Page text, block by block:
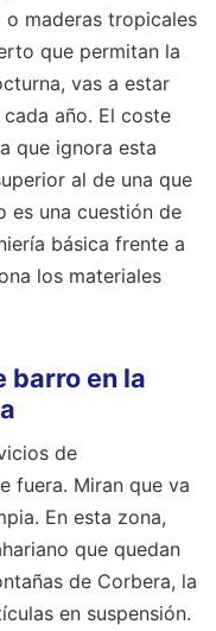
o maderas tropicales
que permitan la
vas a estar
año. El coste
que ignora esta
al de una que
es una cuestión de
básica frente a
los materiales
barro en la
de
fuera. Miran que va
En esta zona,
que quedan
de Corbera, la
en suspensión.